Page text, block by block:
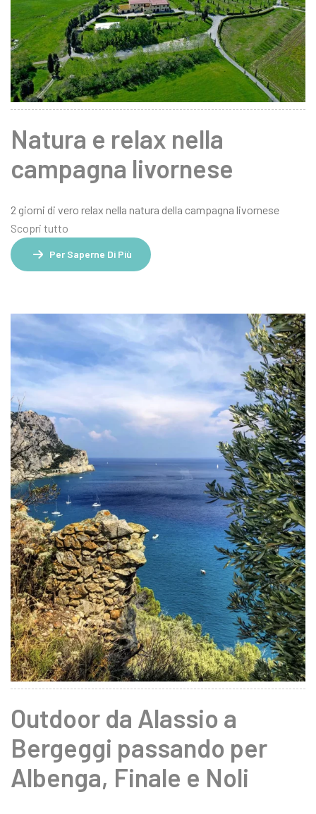
Natura e relax nella
campagna livornese
2 giorni di vero relax nella natura della campagna livornese
Scopri tutto
Per Saperne Di Più
Outdoor da Alassio a
Bergeggi passando per
Albenga, Finale e Noli